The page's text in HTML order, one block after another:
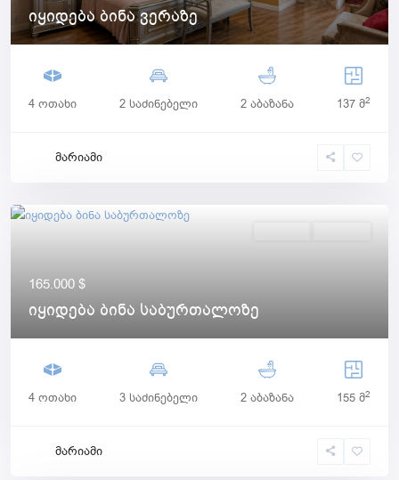
იყიდება ბინა ვერაზე
4 ოთახი 2 საძინებელი 2 აბაზანა 137 მ2
მარიამი
165.000 $
იყიდება ბინა საბურთალოზე
4 ოთახი 3 საძინებელი 2 აბაზანა 155 მ2
მარიამი